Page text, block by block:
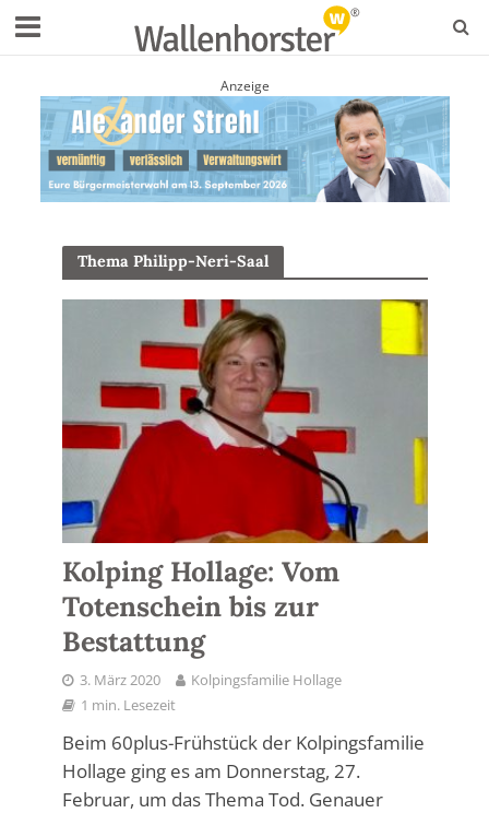
Anzeige
Thema Philipp-Neri-Saal
Kolping Hollage: Vom
Totenschein bis zur
Bestattung
3. März 2020
Kolpingsfamilie Hollage
1 min. Lesezeit
Beim 60plus-Frühstück der Kolpingsfamilie
Hollage ging es am Donnerstag, 27.
Februar, um das Thema Tod. Genauer